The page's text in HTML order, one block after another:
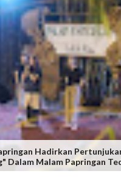
Hadirkan
Dalam Malam Papringan